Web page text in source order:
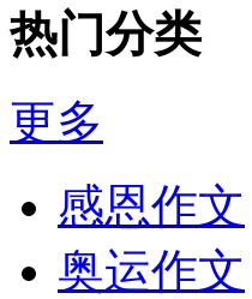
热门分类
更多
感恩作文
奥运作文